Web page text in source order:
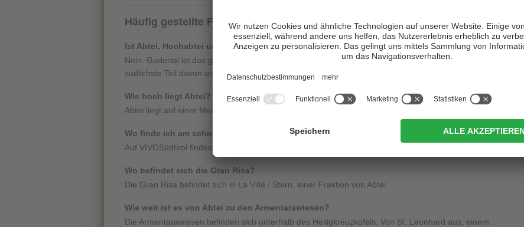
Häufig gestellte Fragen zu Abtei / Badia
Ist Abtei, Hochabtei und Gadertal dasselbe?
Nein. Gadertal ist das gesamte Tal, das bei St. Lorenzen bei Bruneck abzweigt, Hochabtei ist der
südlichste Teil davon und Abtei ist eine Ortschaft in Hochabtei – Alta Badia.
Wie hoch liegt Abtei?
Abtei liegt auf einer Meereshöhe von circa 1.315 m.
Wo finde ich am schnellsten die Unterkünfte von Abtei?
Auf VIVOSüdtirol findest Du eine Seite mit den Unterkünften von Abtei.
Wo befindet sich die Gran Risa?
Die Gran Risa befindet sich in La Villa / Stern, einer Fraktion von Abtei.
Wie weit ist es von Abtei zu den Armentarawiesen?
Die Armentarawiesen befinden sich unterhalb des Heiligkreuzkofels. Von St. Leonhard aus, einem